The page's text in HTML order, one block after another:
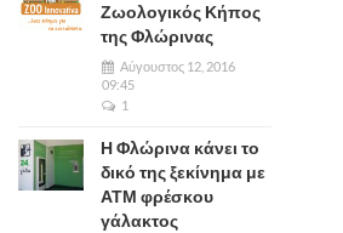
Ζωολογικός Κήπος
της Φλώρινας
Αύγουστος 12, 2016
09:45
1
Η Φλώρινα κάνει το
δικό της ξεκίνημα με
ΑΤΜ φρέσκου
γάλακτος